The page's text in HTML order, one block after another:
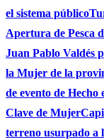
el sistema público
Apertura de Pesca
Juan Pablo Valdés
la Mujer de la
de evento de
Clave de Mujer
terreno usurpado a